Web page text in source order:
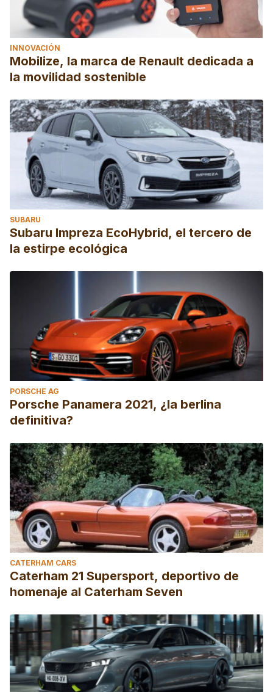
INNOVACIÓN
Mobilize, la marca de Renault dedicada a
la movilidad sostenible
SUBARU
Subaru Impreza EcoHybrid, el tercero de
la estirpe ecológica
PORSCHE AG
Porsche Panamera 2021, ¿la berlina
definitiva?
CATERHAM CARS
Caterham 21 Supersport, deportivo de
homenaje al Caterham Seven